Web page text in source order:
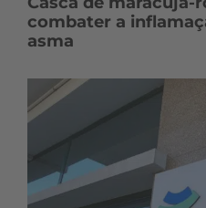
combater a
asma